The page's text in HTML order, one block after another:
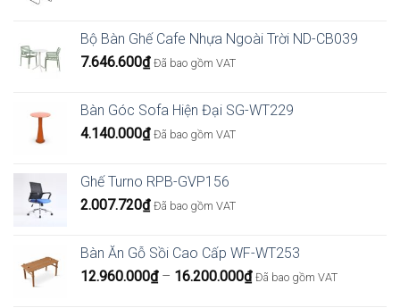
Bộ Bàn Ghế Cafe Nhựa Ngoài Trời ND-CB039
7.646.600₫ Đã bao gồm VAT
Bàn Góc Sofa Hiện Đại SG-WT229
4.140.000₫ Đã bao gồm VAT
Ghế Turno RPB-GVP156
2.007.720₫ Đã bao gồm VAT
Bàn Ăn Gỗ Sồi Cao Cấp WF-WT253
12.960.000₫ – 16.200.000₫Khoảng
Đã bao gồm VAT